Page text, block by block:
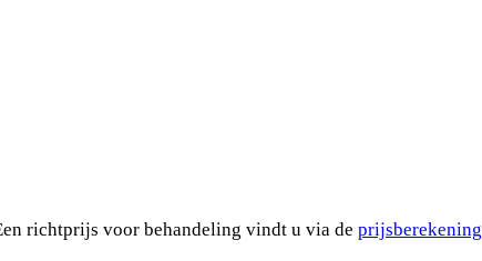
richtprijs voor behandeling vindt u via de prijsberekening